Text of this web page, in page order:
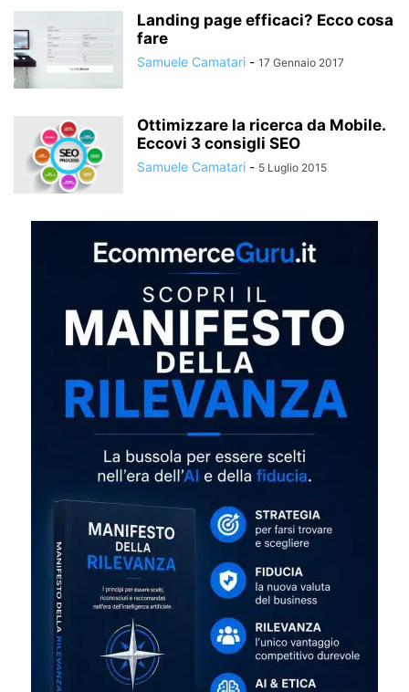
Landing page efficaci? Ecco cosa
fare
Samuele Camatari - 17 Gennaio 2017
Ottimizzare la ricerca da Mobile.
Eccovi 3 consigli SEO
Samuele Camatari - 5 Luglio 2015